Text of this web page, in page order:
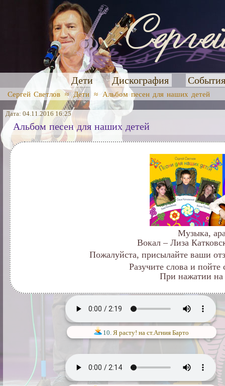
Дети Дискография
Сергей Светлов ≈Дети ≈ Альбом песен для наших детей
Дата: 04.11.2016 16:25
Альбом песен для наших детей
Музыка,
Вокал – Лиза
Пожалуйста, присылайте ваши
Разучите слова и
При нажатии на
10.Я расту! на ст.Агния Барто